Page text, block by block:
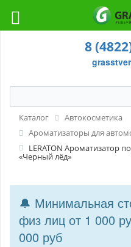
8
Каталог
Автокосметика
Ароматизаторы для
LERATON Ароматизатор
«Черный лёд»
🔔 Минимальная
физ лиц от 1 000
000 руб